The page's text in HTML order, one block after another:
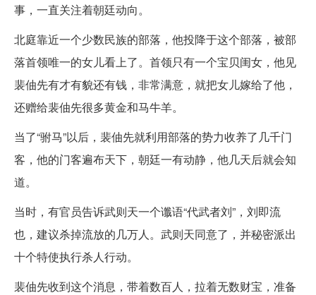
事，一直关注着朝廷动向。
北庭靠近一个少数民族的部落，他投降于这个部落，被部
落首领唯一的女儿看上了。首领只有一个宝贝闺女，他见
裴伷先有才有貌还有钱，非常满意，就把女儿嫁给了他，
还赠给裴伷先很多黄金和马牛羊。
当了“驸马”以后，裴伷先就利用部落的势力收养了几千门
客，他的门客遍布天下，朝廷一有动静，他几天后就会知
道。
当时，有官员告诉武则天一个谶语“代武者刘”，刘即流
也，建议杀掉流放的几万人。武则天同意了，并秘密派出
十个特使执行杀人行动。
裴伷先收到这个消息，带着数百人，拉着无数财宝，准备